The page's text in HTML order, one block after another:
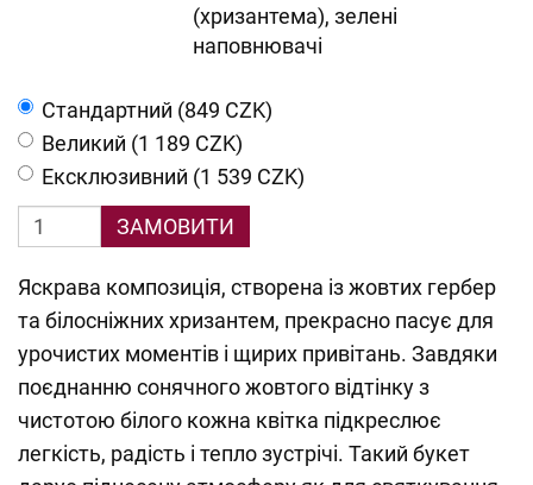
(хризантема), зелені
наповнювачі
Cтандартний (849 CZK)
Великий (1 189 CZK)
Ексклюзивний (1 539 CZK)
ЗАМОВИТИ
Яскрава композиція, створена із жовтих гербер
та білосніжних хризантем, прекрасно пасує для
урочистих моментів і щирих привітань. Завдяки
поєднанню сонячного жовтого відтінку з
чистотою білого кожна квітка підкреслює
легкість, радість і тепло зустрічі. Такий букет